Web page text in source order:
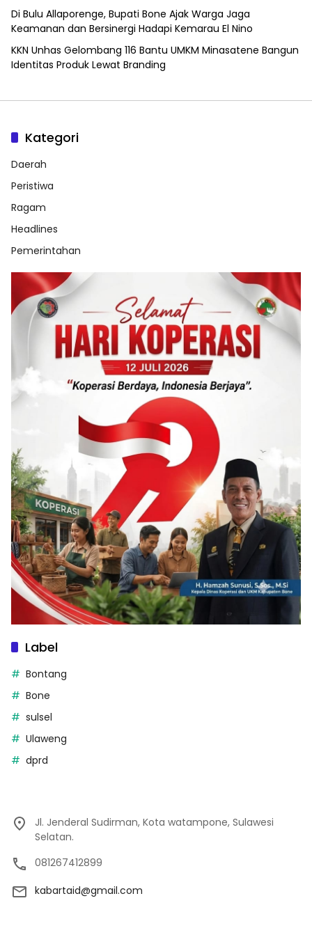
Di Bulu Allaporenge, Bupati Bone Ajak Warga Jaga
Keamanan dan Bersinergi Hadapi Kemarau El Nino
KKN Unhas Gelombang 116 Bantu UMKM Minasatene Bangun
Identitas Produk Lewat Branding
Kategori
Daerah
Peristiwa
Ragam
Headlines
Pemerintahan
Label
Bontang
Bone
sulsel
Ulaweng
dprd
Jl. Jenderal Sudirman, Kota watampone, Sulawesi
Selatan.
081267412899
kabartaid@gmail.com